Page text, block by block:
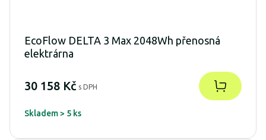
EcoFlow DELTA 3 Max 2048Wh přenosná
elektrárna
30 158 Kč s DPH
Skladem > 5 ks